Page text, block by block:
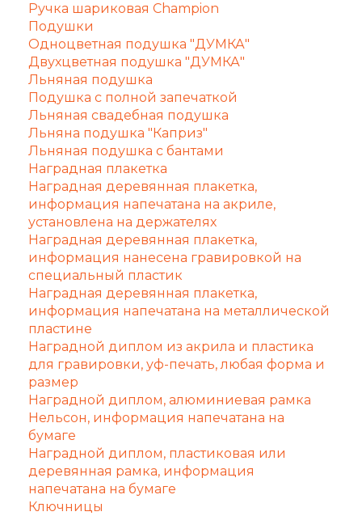
Ручка шариковая Champion
Подушки
Одноцветная подушка "ДУМКА"
Двухцветная подушка "ДУМКА"
Льняная подушка
Подушка с полной запечаткой
Льняная свадебная подушка
Льняна подушка "Каприз"
Льняная подушка с бантами
Наградная плакетка
Наградная деревянная плакетка,
информация напечатана на акриле,
установлена на держателях
Наградная деревянная плакетка,
информация нанесена гравировкой на
специальный пластик
Наградная деревянная плакетка,
информация напечатана на металлической
пластине
Наградной диплом из акрила и пластика
для гравировки, уф-печать, любая форма и
размер
Наградной диплом, алюминиевая рамка
Нельсон, информация напечатана на
бумаге
Наградной диплом, пластиковая или
деревянная рамка, информация
напечатана на бумаге
Ключницы